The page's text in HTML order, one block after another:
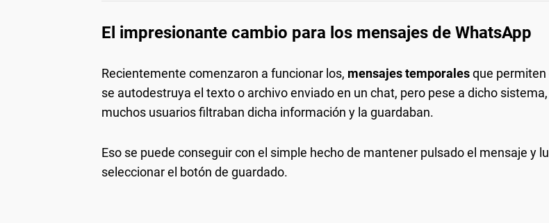
El impresionante cambio para los mensajes de WhatsApp
Recientemente comenzaron a funcionar los, mensajes temporalesque permiten
se autodestruya el texto o archivo enviado en un chat, pero pese a dicho sistema,
muchos usuarios filtraban dicha información y la guardaban.
Eso se puede conseguir con el simple hecho de mantener pulsado el mensaje y
seleccionar el botón de guardado.